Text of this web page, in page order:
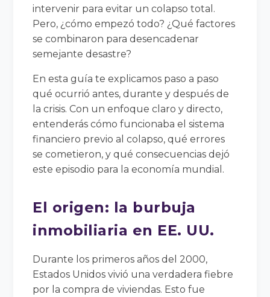
intervenir para evitar un colapso total.
Pero, ¿cómo empezó todo? ¿Qué factores
se combinaron para desencadenar
semejante desastre?
En esta guía te explicamos paso a paso
qué ocurrió antes, durante y después de
la crisis. Con un enfoque claro y directo,
entenderás cómo funcionaba el sistema
financiero previo al colapso, qué errores
se cometieron, y qué consecuencias dejó
este episodio para la economía mundial.
El origen: la burbuja
inmobiliaria en EE. UU.
Durante los primeros años del 2000,
Estados Unidos vivió una verdadera fiebre
por la compra de viviendas. Esto fue